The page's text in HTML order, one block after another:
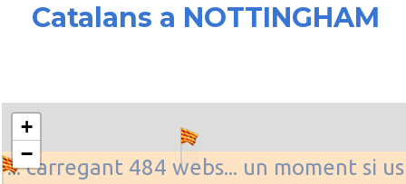
Catalans a NOTTINGHAM
... carregant 484 webs... un moment si us
+
−